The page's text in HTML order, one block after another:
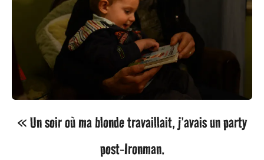
« Un soir où ma blonde travaillait, j’avais un party
post-Ironman.